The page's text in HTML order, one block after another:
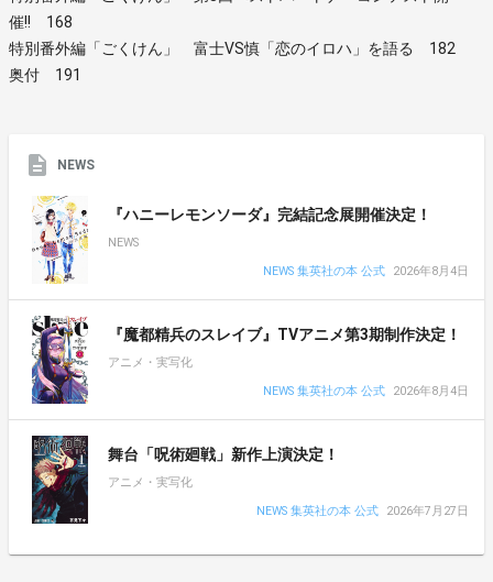
催!! 168
特別番外編「ごくけん」 富士VS慎「恋のイロハ」を語る 182
奥付 191
NEWS
『ハニーレモンソーダ』完結記念展開催決定！
NEWS
NEWS 集英社の本 公式
2026年8月4日
『魔都精兵のスレイブ』TVアニメ第3期制作決定！
アニメ・実写化
NEWS 集英社の本 公式
2026年8月4日
舞台「呪術廻戦」新作上演決定！
アニメ・実写化
NEWS 集英社の本 公式
2026年7月27日